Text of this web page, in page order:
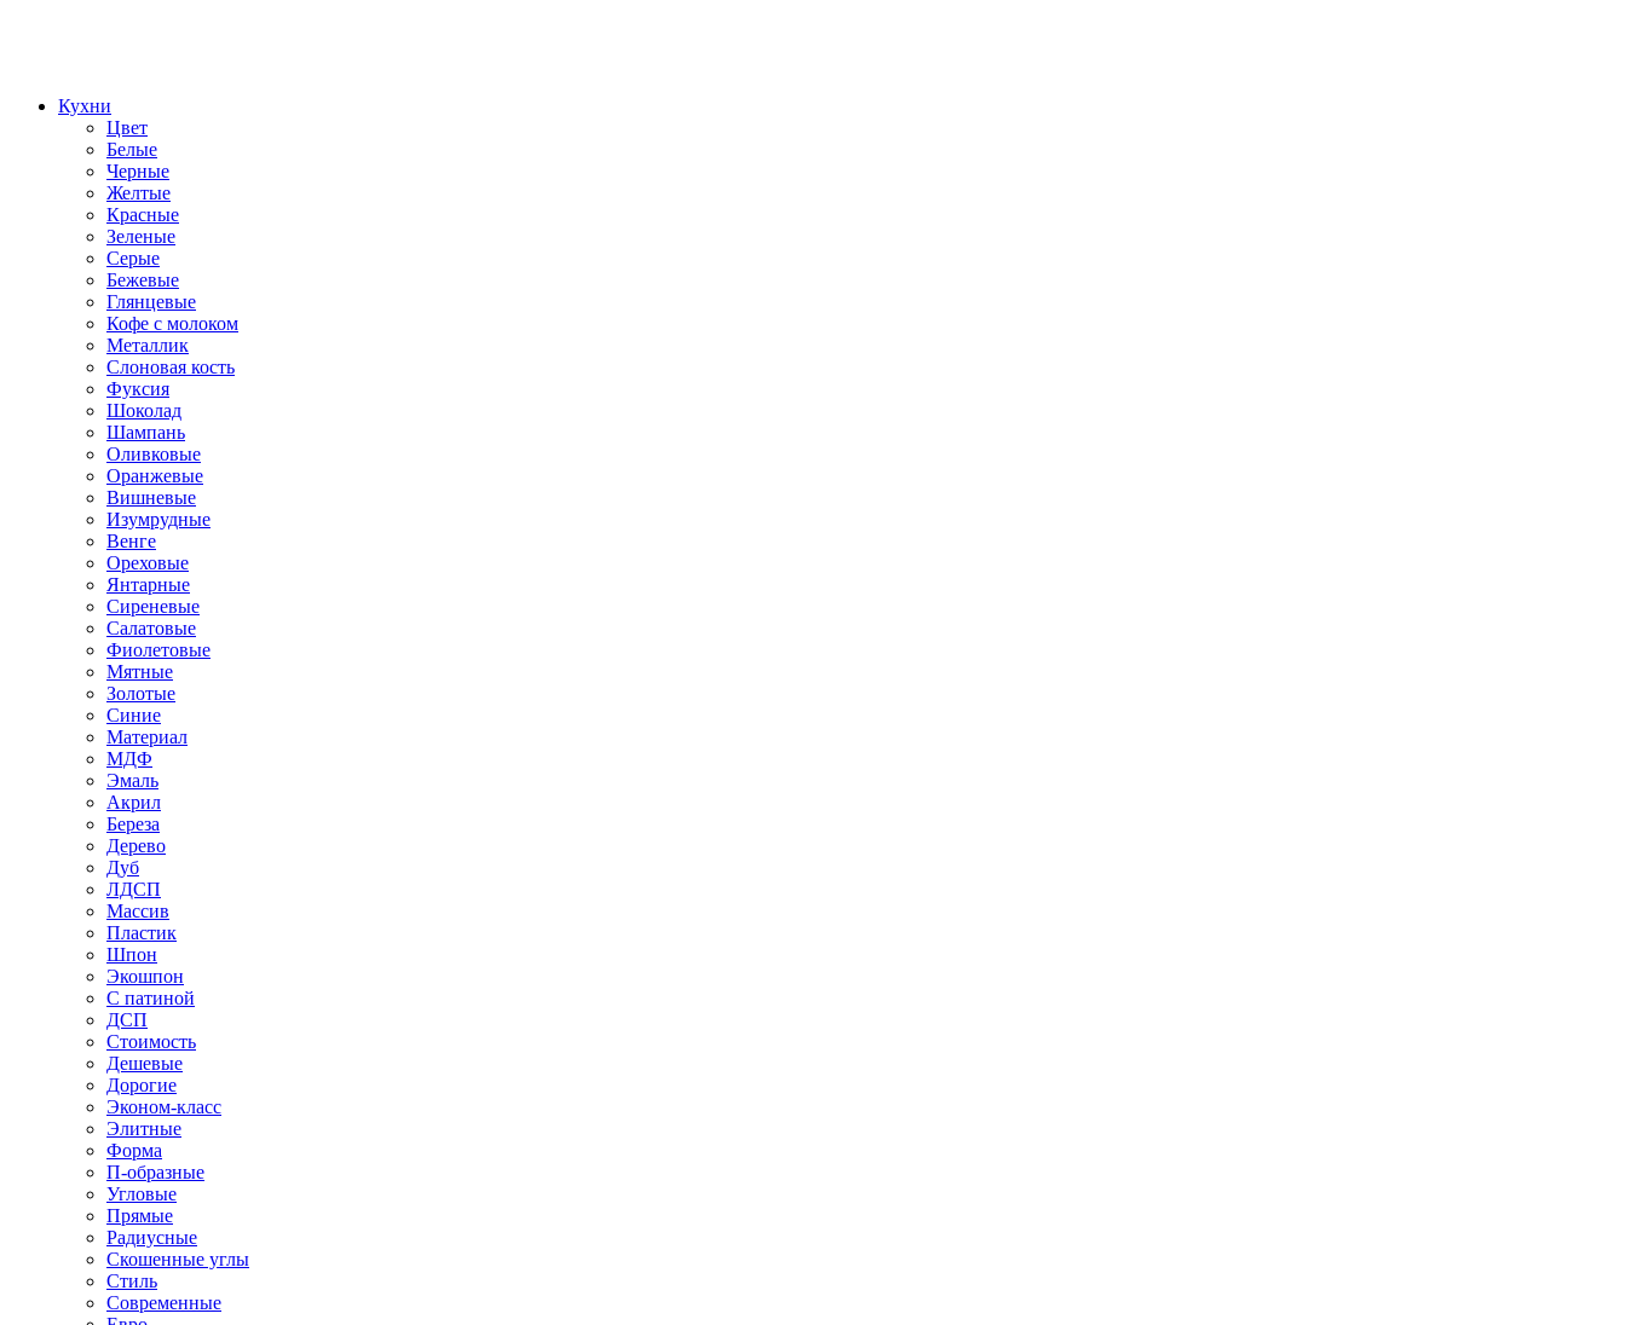
Кухни
Цвет
Белые
Черные
Желтые
Красные
Зеленые
Серые
Бежевые
Глянцевые
Кофе с молоком
Металлик
Слоновая кость
Фуксия
Шоколад
Шампань
Оливковые
Оранжевые
Вишневые
Изумрудные
Венге
Ореховые
Янтарные
Сиреневые
Салатовые
Фиолетовые
Мятные
Золотые
Синие
Материал
МДФ
Эмаль
Акрил
Береза
Дерево
Дуб
ЛДСП
Массив
Пластик
Шпон
Экошпон
С патиной
ДСП
Стоимость
Дешевые
Дорогие
Эконом-класс
Элитные
Форма
П-образные
Угловые
Прямые
Радиусные
Скошенные углы
Стиль
Современные